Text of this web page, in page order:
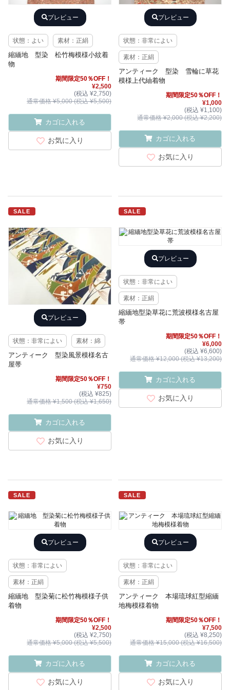
プレビュー
状態：よい 素材：正絹
縮緬地 型染 松竹梅模様小紋着
物
期間限定50％OFF！
¥2,500
(税込 ¥2,750)
通常価格 ¥5,000 (税込 ¥5,500)
カゴに入れる
お気に入り
プレビュー
状態：非常によい
素材：正絹
アンティーク 型染 雪輪に草花
模様上代紬着物
期間限定50％OFF！
¥1,000
(税込 ¥1,100)
通常価格 ¥2,000 (税込 ¥2,200)
カゴに入れる
お気に入り
SALE
プレビュー
状態：非常によい 素材：綿
アンティーク 型染風景模様名古
屋帯
期間限定50％OFF！
¥750
(税込 ¥825)
通常価格 ¥1,500 (税込 ¥1,650)
カゴに入れる
お気に入り
SALE
プレビュー
状態：非常によい
素材：正絹
縮緬地型染草花に荒波模様名古屋
帯
期間限定50％OFF！
¥6,000
(税込 ¥6,600)
通常価格 ¥12,000 (税込 ¥13,200)
カゴに入れる
お気に入り
SALE
プレビュー
状態：非常によい
素材：正絹
縮緬地 型染菊に松竹梅模様子供
着物
期間限定50％OFF！
¥2,500
(税込 ¥2,750)
通常価格 ¥5,000 (税込 ¥5,500)
カゴに入れる
お気に入り
SALE
プレビュー
状態：非常によい
素材：正絹
アンティーク 本場琉球紅型縮緬
地梅模様着物
期間限定50％OFF！
¥7,500
(税込 ¥8,250)
通常価格 ¥15,000 (税込 ¥16,500)
カゴに入れる
お気に入り